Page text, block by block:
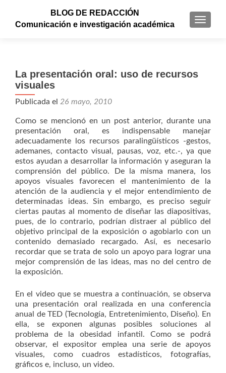
BLOG DE REDACCIÓN
Comunicación e investigación académica
La presentación oral: uso de recursos
visuales
Publicada el 26 mayo, 2010
Como se mencionó en un post anterior, durante una
presentación oral, es indispensable manejar
adecuadamente los recursos paralingüísticos -gestos,
ademanes, contacto visual, pausas, voz, etc.-, ya que
estos ayudan a desarrollar la información y aseguran la
comprensión del público. De la misma manera, los
apoyos visuales favorecen el mantenimiento de la
atención de la audiencia y el mejor entendimiento de
determinadas ideas. Sin embargo, es preciso seguir
ciertas pautas al momento de diseñar las diapositivas,
pues, de lo contrario, podrían distraer al público del
objetivo principal de la exposición o agobiarlo con un
contenido demasiado recargado. Así, es necesario
recordar que se trata de solo un apoyo para lograr una
mejor comprensión de las ideas, mas no del centro de
la exposición.
En el video que se muestra a continuación, se observa
una presentación oral realizada en una conferencia
anual de TED (Tecnología, Entretenimiento, Diseño). En
ella, se exponen algunas posibles soluciones al
problema de la obesidad infantil. Como se podrá
observar, el expositor emplea una serie de apoyos
visuales, como cuadros estadísticos, fotografías,
gráficos e, incluso, un video.